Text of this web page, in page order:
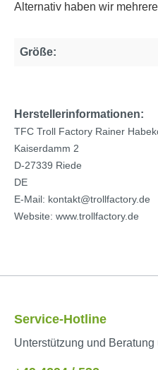
Alternativ haben wir
Größe:
Herstellerinformationen:
TFC Troll Factory Rainer
Kaiserdamm 2
D-27339 Riede
DE
E-Mail: kontakt@trollfactory.de
Website: www.trollfactory.de
Service-Hotline
Unterstützung und Beratung